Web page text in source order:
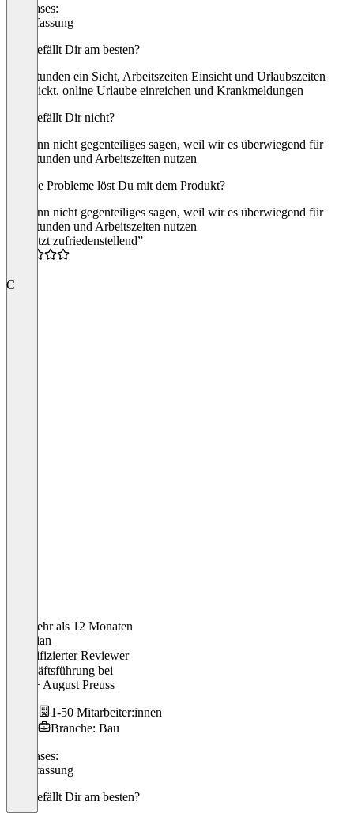
Use cases:
Zeiterfassung
Was gefällt Dir am besten?
Überstunden ein Sicht, Arbeitszeiten Einsicht und Urlaubszeiten
überblickt, online Urlaube einreichen und Krankmeldungen
Was gefällt Dir nicht?
Ich kann nicht gegenteiliges sagen, weil wir es überwiegend für
Überstunden und Arbeitszeiten nutzen
Welche Probleme löst Du mit dem Produkt?
Ich kann nicht gegenteiliges sagen, weil wir es überwiegend für
Überstunden und Arbeitszeiten nutzen
“bis jetzt zufriedenstellend”
C
Vor mehr als 12 Monaten
Christian
Verifizierter Reviewer
Geschäftsführung bei
SUS + August Preuss
1-50 Mitarbeiter:innen
Branche: Bau
Use cases:
Zeiterfassung
Was gefällt Dir am besten?